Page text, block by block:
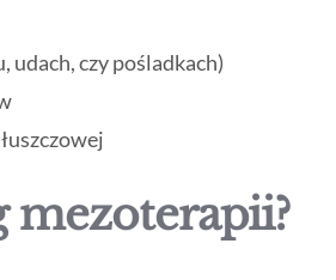
czy pośladkach)
mezoterapii?